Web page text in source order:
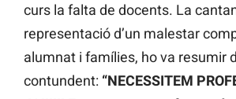
curs la falta de docents. La
representació d’un malestar
alumnat i famílies, ho va resumir
contundent: “NECESSITEM